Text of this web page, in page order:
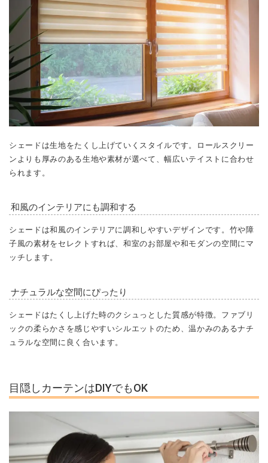
シェードは生地をたくし上げていくスタイルです。ロールスクリー
ンよりも厚みのある生地や素材が選べて、幅広いテイストに合わせ
られます。
和風のインテリアにも調和する
シェードは和風のインテリアに調和しやすいデザインです。竹や障
子風の素材をセレクトすれば、和室のお部屋や和モダンの空間にマ
ッチします。
ナチュラルな空間にぴったり
シェードはたくし上げた時のクシュっとした質感が特徴。ファブリ
ックの柔らかさを感じやすいシルエットのため、温かみのあるナチ
ュラルな空間に良く合います。
目隠しカーテンはDIYでもOK